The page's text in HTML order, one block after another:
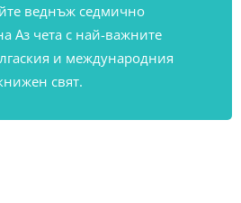
веднъж седмично
Аз чета с най-важните
и международния
свят.